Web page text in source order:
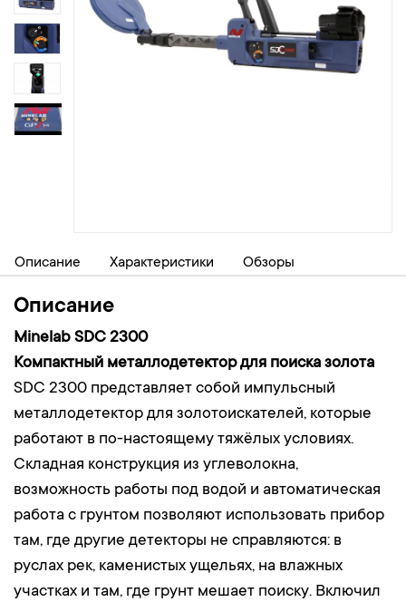
Описание Характеристики Обзоры
Описание
Minelab SDC 2300
Компактный металлодетектор для поиска золота
SDC 2300 представляет собой импульсный
металлодетектор для золотоискателей, которые
работают в по-настоящему тяжёлых условиях.
Складная конструкция из углеволокна,
возможность работы под водой и автоматическая
работа с грунтом позволяют использовать прибор
там, где другие детекторы не справляются: в
руслах рек, каменистых ущельях, на влажных
участках и там, где грунт мешает поиску. Включил